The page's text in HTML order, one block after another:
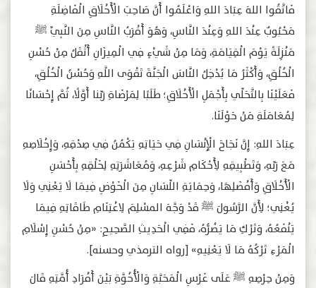
فَاتَّقُوا اللهَ عِبَادَ اللهِ وَاعْلَمُوا أَنَّ صَاحِبَ الْأَخْلَاقِ الْفَاضِلَةِ
مَحْبُوبٌ عِنْدَ اللهِ وَعِنْدَ النَّاسِ، وَهُوَ أَقْرَبُ النَّاسِ مِنَ النَّبِيِّ ﷺ
مَنْزِلَةً يَوْمَ الْقِيَامَةِ، وَمَا مِنْ شَيْءٍ فِي الْمِيزَانِ أَثْقَلُ مِنْ حُسْنِ
الْخُلُقِ، وَأَكْثَرُ مَا يُدْخِلُ النَّاسَ الْجَنَّةَ تَقْوَى اللَّهِ وَحُسْنُ الْخُلُقِ،
فَعَلَيْنَا بِالتَّحَلِّي بِأَجْمَلِ الْأَخْلَاقِ؛ طَلَبًا لِمَرْضَاةِ رَبِّنا أَوَّلًا، ثُمَّ إِحْسَانًا
لِمُعَامَلَةِ مَنْ حَوْلَنَا.
عِبَادَ اللهِ: إِنَّ نَجَاحَ الْإِنْسَانِ فِي حَيَاتِهِ يَكْمُنُ فِي صِدْقِهِ، وَإِخْلَاصِهِ
مَعَ رَبِّهِ، وَتَطْبِيقِهِ لِأَحْكَامِ شَرْعِهِ، وَمُعَاشَرَتِهِ لِخَلْقِهِ بِأَحْسَنِ
الْأَخْلَاقِ وَأَفْضَلِهَا، وَحِمَايَةِ اللِّسَانِ مِنَ الْخَوْضِ فِيمَا لَا يَعْنِي وَلَا
يُغْنِي؛ لِأَنَّ الرَّسُولَ ﷺ قَدْ وَجَّهَ المسْلِمَ لِاغْتِنَامِ طَاقَاتِهِ فِيمَا
يَنْفَعُهُ، وَتَرْكِ مَا يَضُرُّهُ، فَفِي الْحَدِيثِ الصَّحِيحِ: «مِنْ حُسْنِ إِسْلَامِ
الْمَرْءِ تَرْكُهُ مَا لَا يَعْنِيهِ» [رواه الترمذي وحسنه].
وَمِنْ حِرْصِهِ ﷺ عَلَى غَرْسِ الْمَحَبَّةِ وَالْأُخُوَّةِ بَيْنَ أَفْرَادِ أُمَّتِهِ قَالَ